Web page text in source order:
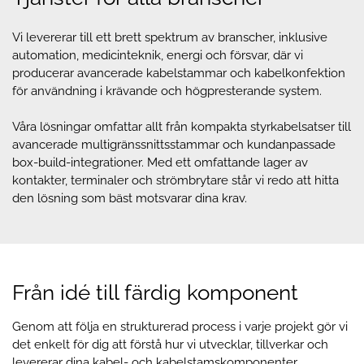
Vi levererar till ett brett spektrum av branscher, inklusive
automation, medicinteknik, energi och försvar, där vi
producerar avancerade kabelstammar och kabelkonfektion
för användning i krävande och högpresterande system.
Våra lösningar omfattar allt från kompakta styrkabelsatser till
avancerade multigränssnittsstammar och kundanpassade
box-build-integrationer. Med ett omfattande lager av
kontakter, terminaler och strömbrytare står vi redo att hitta
den lösning som bäst motsvarar dina krav.
Från idé till färdig komponent
Genom att följa en strukturerad process i varje projekt gör vi
det enkelt för dig att förstå hur vi utvecklar, tillverkar och